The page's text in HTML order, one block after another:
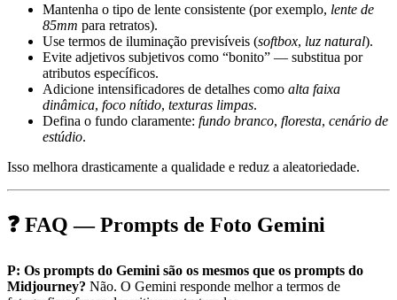
Mantenha o tipo de lente consistente (por exemplo, lente de
85mm para retratos).
Use termos de iluminação previsíveis (softbox, luz natural).
Evite adjetivos subjetivos como “bonito” — substitua por
atributos específicos.
Adicione intensificadores de detalhes como alta faixa
dinâmica, foco nítido, texturas limpas.
Defina o fundo claramente: fundo branco, floresta, cenário de
estúdio.
Isso melhora drasticamente a qualidade e reduz a aleatoriedade.
❓ FAQ — Prompts de Foto Gemini
P: Os prompts do Gemini são os mesmos que os prompts do
Midjourney? Não. O Gemini responde melhor a termos de